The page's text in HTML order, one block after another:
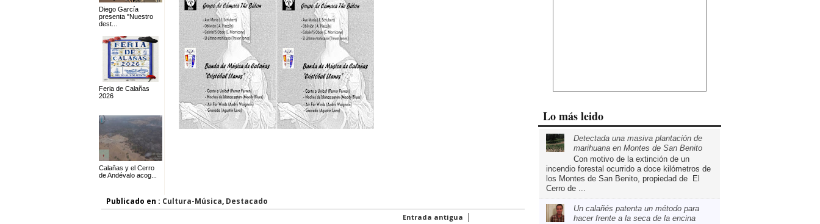
Diego García
presenta "Nuestro
dest...
Feria de Calañas
2026
Calañas y el Cerro
de Andévalo acog...
Publicado en : Cultura-Música, Destacado
Entrada antigua |
Lo más leido
Detectada una masiva plantación de
marihuana en Montes de San Benito
Con motivo de la extinción de un
incendio forestal ocurrido a doce kilómetros de
los Montes de San Benito, propiedad de El
Cerro de ...
Un calañés patenta un método para
hacer frente a la seca de la encina